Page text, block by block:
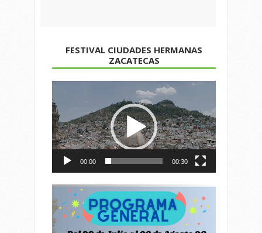
FESTIVAL CIUDADES HERMANAS
ZACATECAS
de
vídeo
00:00 00:30